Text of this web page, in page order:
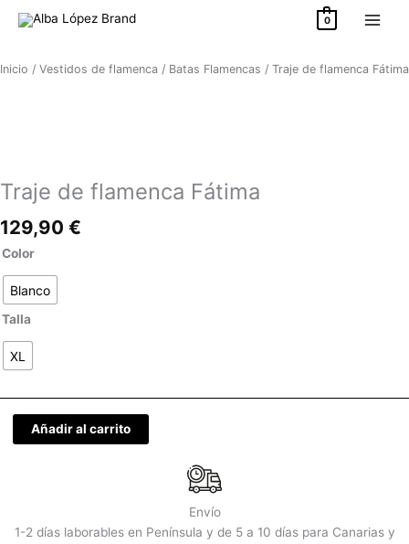
0
Inicio / Vestidos de flamenca / Batas Flamencas / Traje de flamenca Fátima
Traje de flamenca Fátima
129,90 €
Color
Blanco
Talla
XL
Traje
flamenca
Fátima
Añadir al carrito
Envío
1-2 días laborables en Península y de 5 a 10 días para Canarias y